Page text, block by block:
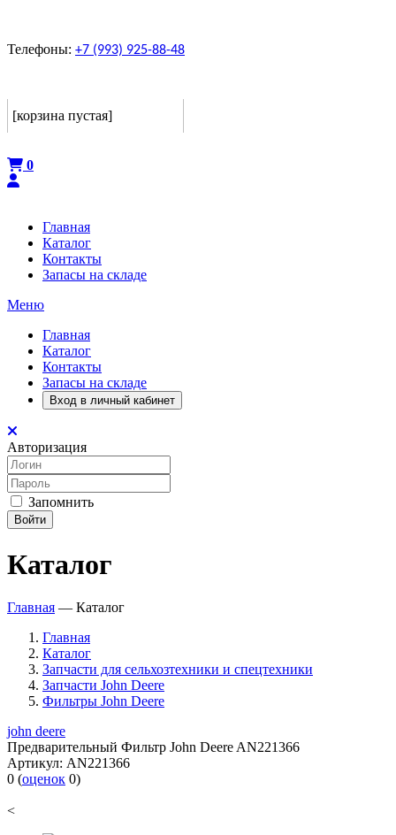
Телефоны: +7 (993) 925-88-48
[корзина пустая]
0
Главная
Каталог
Контакты
Запасы на складе
Меню
Главная
Каталог
Контакты
Запасы на складе
Вход в личный кабинет
Авторизация
Запомнить
Войти
Каталог
Главная — Каталог
Главная
Каталог
Запчасти для сельхозтехники и спецтехники
Запчасти John Deere
Фильтры John Deere
john deere
Предварительный Фильтр John Deere AN221366
Артикул: AN221366
0 (оценок 0)
<